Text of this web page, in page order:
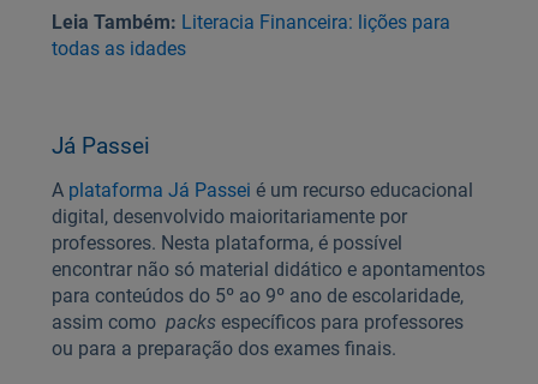
Leia Também: Literacia Financeira: lições para
todas as idades
Já Passei
A plataforma Já Passei é um recurso educacional
digital, desenvolvido maioritariamente por
professores. Nesta plataforma, é possível
encontrar não só material didático e apontamentos
para conteúdos do 5º ao 9º ano de escolaridade,
assim como packs específicos para professores
ou para a preparação dos exames finais.